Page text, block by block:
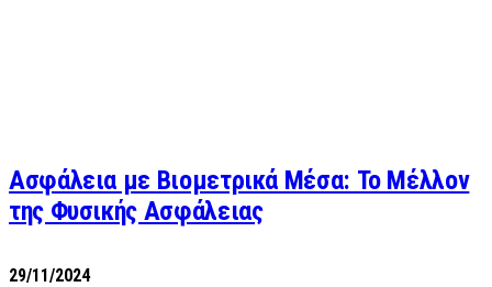
Ασφάλεια με Βιομετρικά Μέσα: Το Μέλλον
της Φυσικής Ασφάλειας
29/11/2024